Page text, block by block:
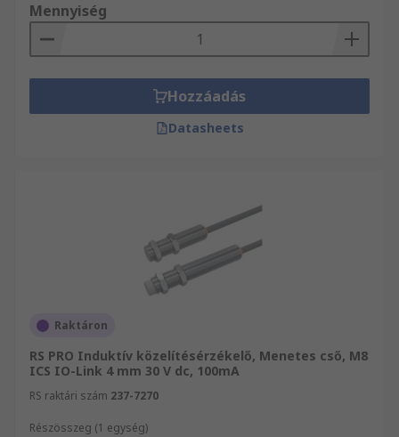
Mennyiség
Hozzáadás
Datasheets
Raktáron
RS PRO Induktív közelítésérzékelő, Menetes cső, M8
ICS IO-Link 4 mm 30 V dc, 100mA
RS raktári szám 237-7270
Részösszeg (1 egység)